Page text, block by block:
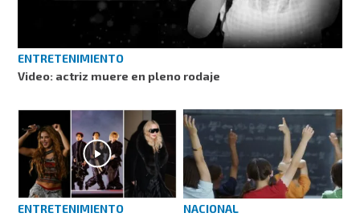
ENTRETENIMIENTO
Video: actriz muere en pleno rodaje
ENTRETENIMIENTO
NACIONAL